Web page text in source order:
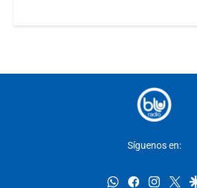
Síguenos en:
whatsappfacebook